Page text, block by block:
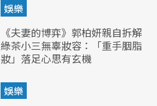
娛樂
《夫妻的博弈》郭柏妍親自拆解
綠茶小三無辜妝容：「重手胭脂
妝」落足心思有玄機
娛樂